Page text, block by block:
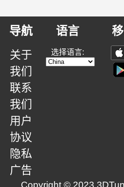
导航
关于
我们
联系
我们
用户
协议
隐私
广告
语言
选择语言:
Copyright © 2023